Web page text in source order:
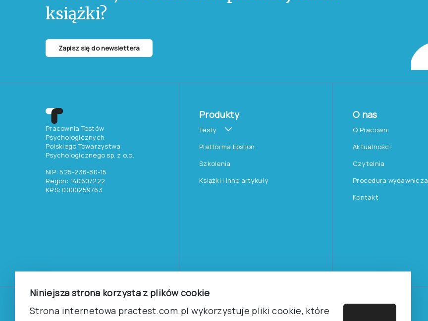
Niniejsza strona korzysta z plików cookie
Strona internetowa practest.com.pl wykorzystuje pliki cookie, które
książki?
Zapisz się do newslettera
Pracownia Testów
Psychologicznych
Polskiego Towarzystwa
Psychologicznego sp. z o.o.
NIP: 525-236-80-15
Regon: 140607222
KRS: 0000259763
Produkty
Testy
Platforma Epsilon
Szkolenia
Książki i inne artykuły
O nas
O Pracowni
Aktualności
Czytelnia
Procedura wydawnicza
Kontakt
2026
Pracownia Testów Psychologicznych Polskiego Towarzystwa Psychologicznego sp. z o.o.
Wszelkie prawa zastrzeżone.